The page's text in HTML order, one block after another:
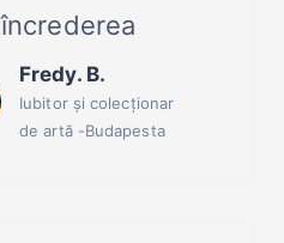
încrederea
Fredy. B.
Iubitor și colecționar
de artă -Budapesta